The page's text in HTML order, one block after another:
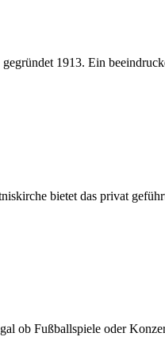
1913. Ein
bietet das privat
ob Fußballspiele oder